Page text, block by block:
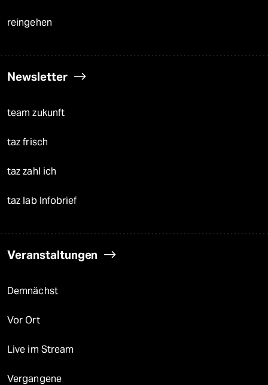
reingehen
Newsletter
team zukunft
taz frisch
taz zahl ich
taz lab Infobrief
Veranstaltungen
Demnächst
Vor Ort
Live im Stream
Vergangene